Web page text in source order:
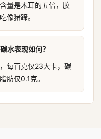
量是木耳的五倍，胶
像猪蹄。
水表现如何？
每百克仅23大卡，碳
肪仅0.1克。